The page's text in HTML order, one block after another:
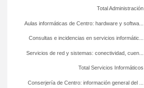
Conserjería de Centro: información general del ...
Total Servicios Informáticos
Servicios de red y sistemas: conectividad, cuen...
Consultas e incidencias en servicios informátic...
Aulas informáticas de Centro: hardware y softwa...
Total Administración